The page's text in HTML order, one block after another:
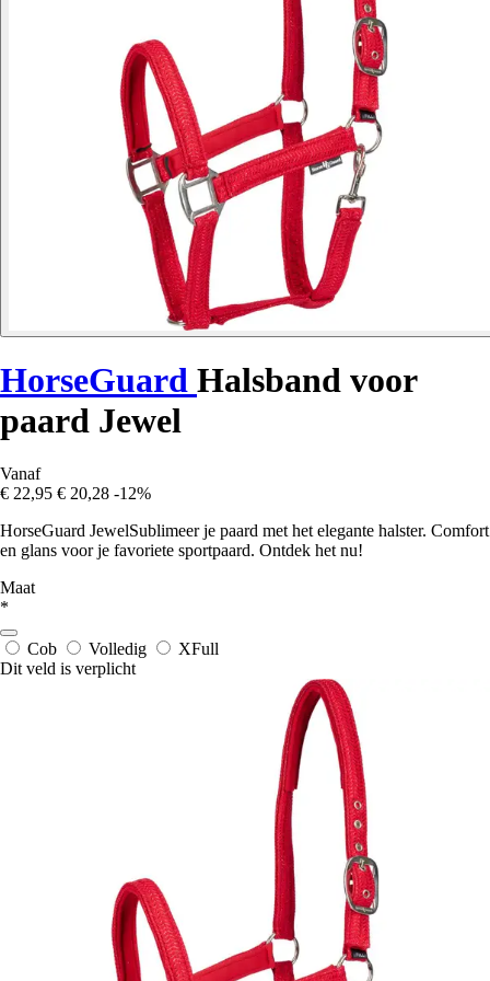
HorseGuard Halsband voor
paard Jewel
Vanaf
€ 22,95 € 20,28 -12%
HorseGuard JewelSublimeer je paard met het elegante halster. Comfort
en glans voor je favoriete sportpaard. Ontdek het nu!
Maat
*
Cob Volledig
XFull
Dit veld is verplicht